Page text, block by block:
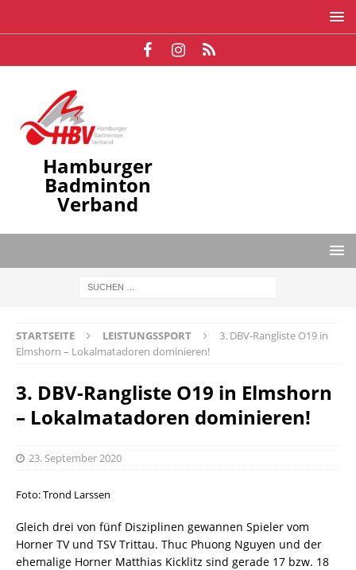
Hamburger
Badminton
Verband
STARTSEITE LEISTUNGSSPORT
3. DBV-Rangliste O19 in
Elmshorn – Lokalmatadoren dominieren!
3. DBV-Rangliste O19 in Elmshorn
– Lokalmatadoren dominieren!
23. September 2020
Foto: Trond Larssen
Gleich drei von fünf Disziplinen gewannen Spieler vom
Horner TV und TSV Trittau. Thuc Phuong Nguyen und der
ehemalige Horner Matthias Kicklitz sind gerade 17 bzw. 18